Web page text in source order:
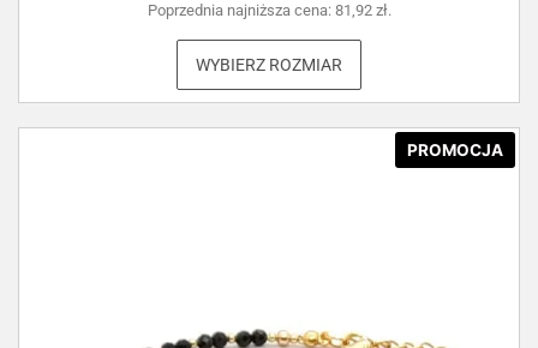
Poprzednia najniższa cena: 81,92 zł.
WYBIERZ ROZMIAR
PROMOCJA